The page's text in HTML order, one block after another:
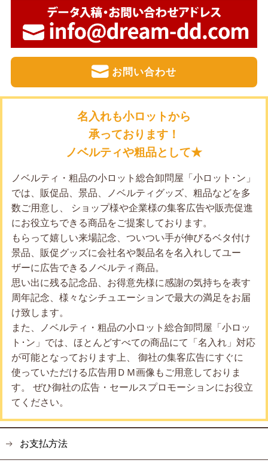
お問い合わせ
名入れも小ロットから
承っております！
ノベルティや粗品として★
ノベルティ・粗品の小ロット総合卸問屋「小ロット･ン」
では、販促品、景品、ノベルティグッズ、粗品などを多
数ご用意し、 ショップ様や企業様の集客広告や販売促進
にお役立ちできる商品をご提案しております。
もらって嬉しい来場記念、ついつい手が伸びるベタ付け
景品、販促グッズに会社名や製品名を名入れしてユー
ザーに広告できるノベルティ商品。
思い出に残る記念品、お得意先様に感謝の気持ちを表す
周年記念、様々なシチュエーションで最大の満足をお届
け致します。
また、ノベルティ・粗品の小ロット総合卸問屋「小ロッ
ト･ン」では、ほとんどすべての商品にて「名入れ」対応
が可能となっております上、 御社の集客広告にすぐに
使っていただける広告用ＤＭ画像もご用意しておりま
す。 ぜひ御社の広告・セールスプロモーションにお役立
てください。
お支払方法